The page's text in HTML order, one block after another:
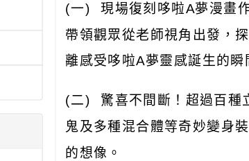
(一)現場復刻哆啦A夢漫畫
帶領觀眾從老師視角出發，
離感受哆啦A夢靈感誕生的瞬
(二) 驚喜不間斷！超過百種
鬼及多種混合體等奇妙變身
的想像。